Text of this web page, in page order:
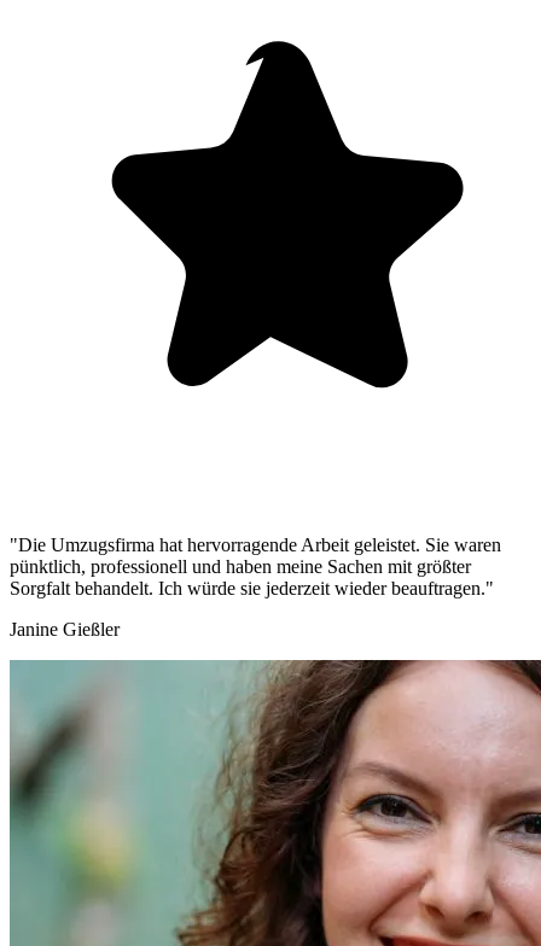
"Die Umzugsfirma hat hervorragende Arbeit geleistet. Sie waren
pünktlich, professionell und haben meine Sachen mit größter
Sorgfalt behandelt. Ich würde sie jederzeit wieder beauftragen."
Janine Gießler